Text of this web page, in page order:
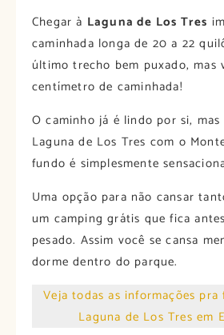
Chegar à Laguna de Los Tres
caminhada longa de 20 a 22
último trecho bem puxado, mas
centímetro de caminhada!
O caminho já é lindo por si,
Laguna de Los Tres com o
fundo é simplesmente
Uma opção para não cansar
um camping grátis que fica
pesado. Assim você se cansa
dorme dentro do parque.
Veja todas as informações
Laguna de Los Tres em